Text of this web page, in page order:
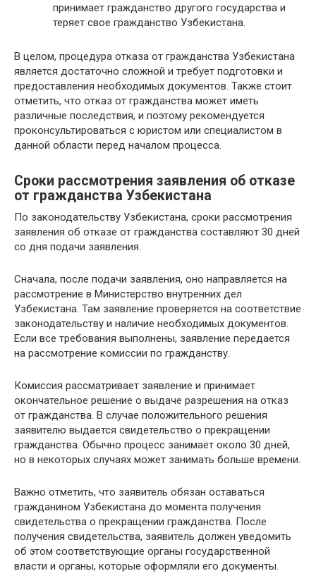
принимает гражданство другого государства и
теряет свое гражданство Узбекистана.
В целом, процедура отказа от гражданства Узбекистана
является достаточно сложной и требует подготовки и
предоставления необходимых документов. Также стоит
отметить, что отказ от гражданства может иметь
различные последствия, и поэтому рекомендуется
проконсультироваться с юристом или специалистом в
данной области перед началом процесса.
Сроки рассмотрения заявления об отказе
от гражданства Узбекистана
По законодательству Узбекистана, сроки рассмотрения
заявления об отказе от гражданства составляют 30 дней
со дня подачи заявления.
Сначала, после подачи заявления, оно направляется на
рассмотрение в Министерство внутренних дел
Узбекистана. Там заявление проверяется на соответствие
законодательству и наличие необходимых документов.
Если все требования выполнены, заявление передается
на рассмотрение комиссии по гражданству.
Комиссия рассматривает заявление и принимает
окончательное решение о выдаче разрешения на отказ
от гражданства. В случае положительного решения
заявителю выдается свидетельство о прекращении
гражданства. Обычно процесс занимает около 30 дней,
но в некоторых случаях может занимать больше времени.
Важно отметить, что заявитель обязан оставаться
гражданином Узбекистана до момента получения
свидетельства о прекращении гражданства. После
получения свидетельства, заявитель должен уведомить
об этом соответствующие органы государственной
власти и органы, которые оформляли его документы.